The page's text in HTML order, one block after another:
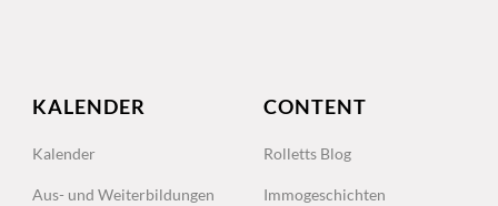
KALENDER
Kalender
Aus- und Weiterbildungen
CONTENT
Rolletts Blog
Immogeschichten